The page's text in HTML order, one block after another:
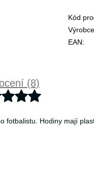
Kód
EAN:
(8)
fotbalistu. Hodiny mají